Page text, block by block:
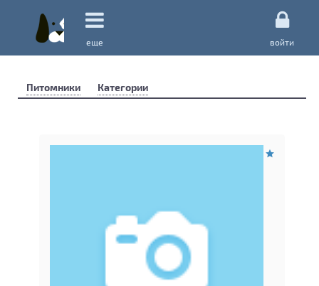
еще войти
Питомники Категории